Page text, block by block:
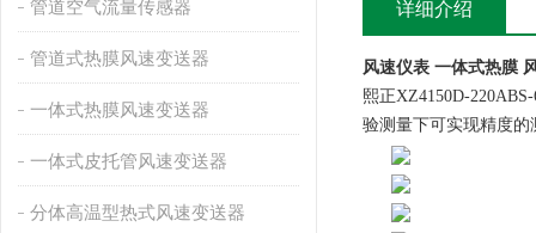
管道空气流量传感器
管道式热膜风速变送器
一体式热膜风速变送器
一体式皮托管风速变送器
分体高温型热式风速变送器
详细介绍
风速仪表 一体式热膜
熙正XZ4150D-
验测量下可实现精度